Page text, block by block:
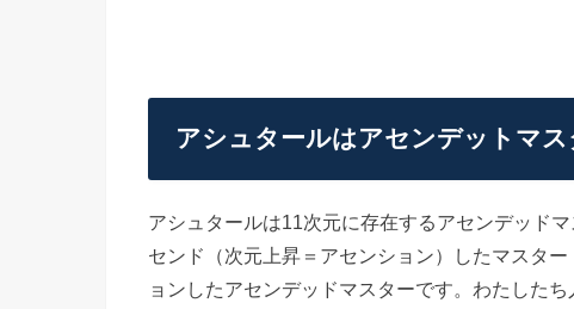
アシュタールはアセンデットマス
アシュタールは11次元に存在するアセンデッド
センド（次元上昇＝アセンション）したマスタ
ョンしたアセンデッドマスターです。わたした